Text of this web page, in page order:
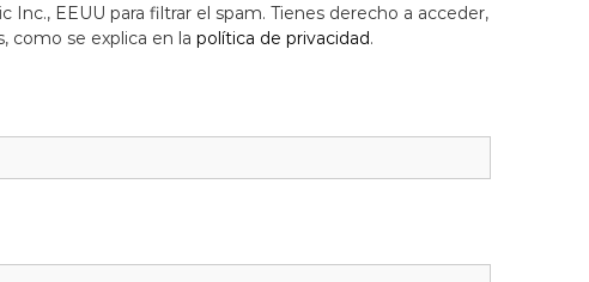
EEUU para filtrar el spam. Tienes derecho a acceder,
como se explica en la política de privacidad.